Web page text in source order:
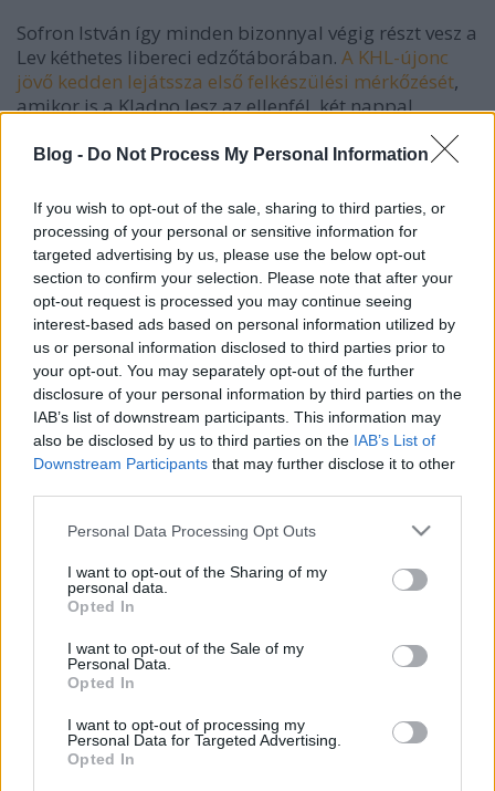
Blog - Do Not Process My Personal Information
If you wish to opt-out of the sale, sharing to third parties, or
processing of your personal or sensitive information for
targeted advertising by us, please use the below opt-out
section to confirm your selection. Please note that after your
opt-out request is processed you may continue seeing
interest-based ads based on personal information utilized by
us or personal information disclosed to third parties prior to
your opt-out. You may separately opt-out of the further
disclosure of your personal information by third parties on the
IAB’s list of downstream participants. This information may
also be disclosed by us to third parties on the IAB’s List of
Downstream Participants that may further disclose it to other
Please note that this website/app uses one or more Google
not limited to your visit or usage behaviour. You may click to
grant or deny consent to Google and its third-party tags to
use your data for below specified purposes in below Google
consent section.
Personal Data Processing Opt Outs
I want to opt-out of the Sharing of my
personal data.
Opted In
I want to opt-out of the Sale of my
Personal Data.
Opted In
I want to opt-out of processing my
Personal Data for Targeted Advertising.
Opted In
Sofron István így minden bizonnyal végig részt vesz a
Lev kéthetes libereci edzőtáborában. A KHL-újonc
jövő kedden lejátssza első felkészülési mérkőzését,
amikor is a Kladno lesz az ellenfél, két nappal
később pedig a helyi Bílí Tygri Liberec következik.
"Nem szeretnék elhamarkodottan véleményt alkotni,
felelni az itteni elvárásoknak. Fontos az edzésmunka,
de lényeges az is, hogyan megy majd a játék az
edzőmeccseken." A fiatal játékos elmondta, némi
félreértés volt a korábbi tájékoztatásunkban, amit a
Sparta Prahával kapcsolatban írtunk. Tehát az szinte
biztos, hogy a tradicionális prágai csapat – amely a
cseh extraligában versenyez – nem igazolja le
Sofront. Ehelyett az merült fel korábban, hogy ha a
Lev szerződteti, de nem tud magának állandó
játéklehetőséget kiharcolni, akkor kölcsönadják a
Spartának, a két klub közötti megállapodás erre
lehetőséget ad.
"Lehet, hogy a helyemben sokan a biztosat
lehet, hogy utólag én is így döntenék. De a HC Levnél
olyan lehetőség adódott, amelyet nem akartam
szerződéshez jutni, ez az álmom, és úgy döntöttem,
megharcolok ezért, minden tőlem telhetőt
Szeretném bebizonyítani, hogy ide való vagyok, és
úgy érzem, ez nem lehetetlen feladat. Az biztos, hogy